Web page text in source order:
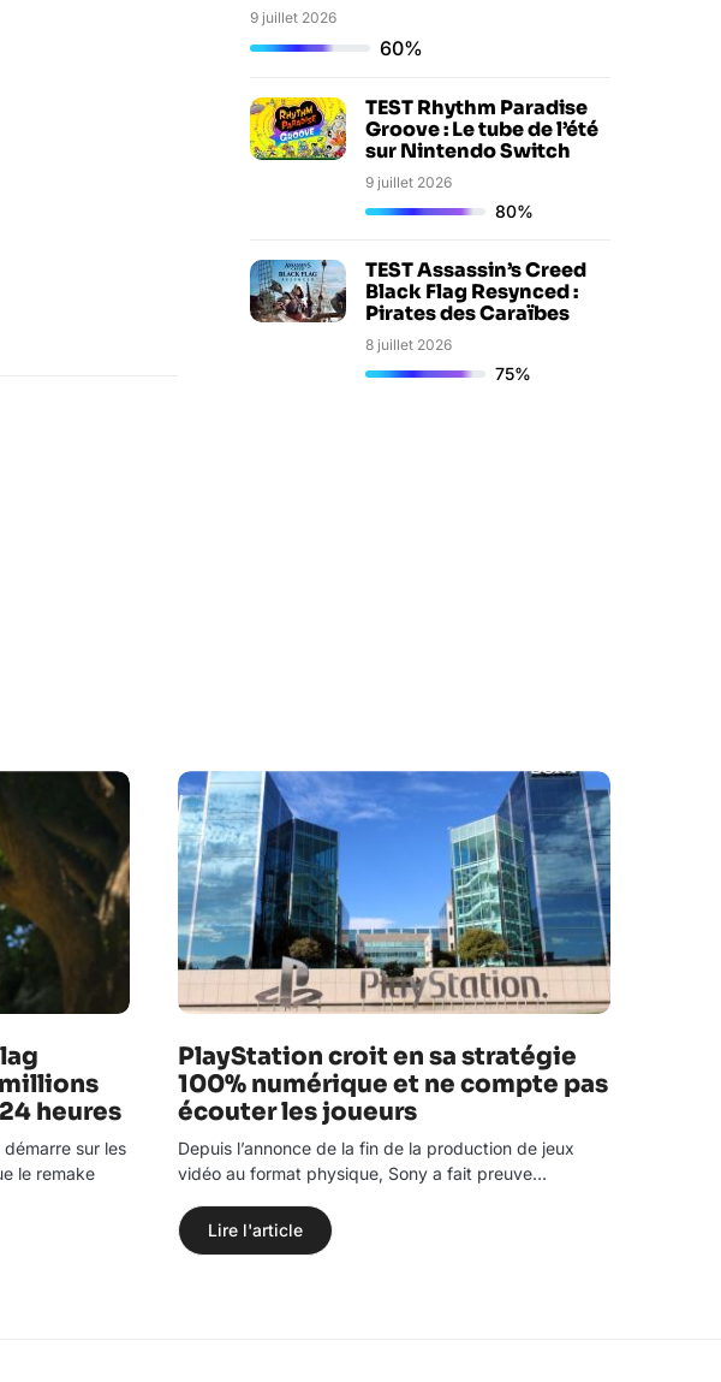
9 juillet 2026
60%
TEST Rhythm Paradise
Groove : Le tube de l’été
sur Nintendo Switch
9 juillet 2026
80%
TEST Assassin’s Creed
Black Flag Resynced :
Pirates des Caraïbes
8 juillet 2026
75%
heures
démarre sur les
le remake
PlayStation croit en sa stratégie
100% numérique et ne compte pas
écouter les joueurs
Depuis l’annonce de la fin de la production de jeux
vidéo au format physique, Sony a fait preuve…
Lire l'article